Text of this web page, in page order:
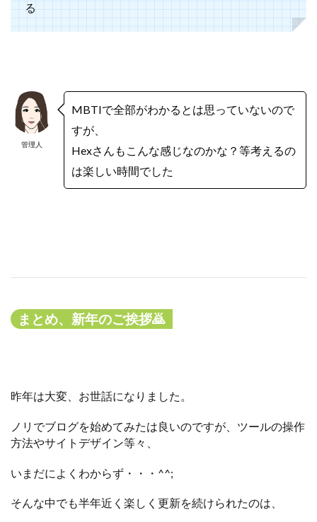
る
管理人
MBTIで全部がわかるとは思っていないので
すが、
Hexさんもこんな感じなのかな？等考えるの
は楽しい時間でした
まとめ、新年のご挨拶🙇
昨年は大変、お世話になりました。
ノリでブログを始めてみたは良いのですが、ツールの操作
方法やサイトデザイン等々、
いまだによくわからず・・・^^;
そんな中でも半年近く楽しく更新を続けられたのは、